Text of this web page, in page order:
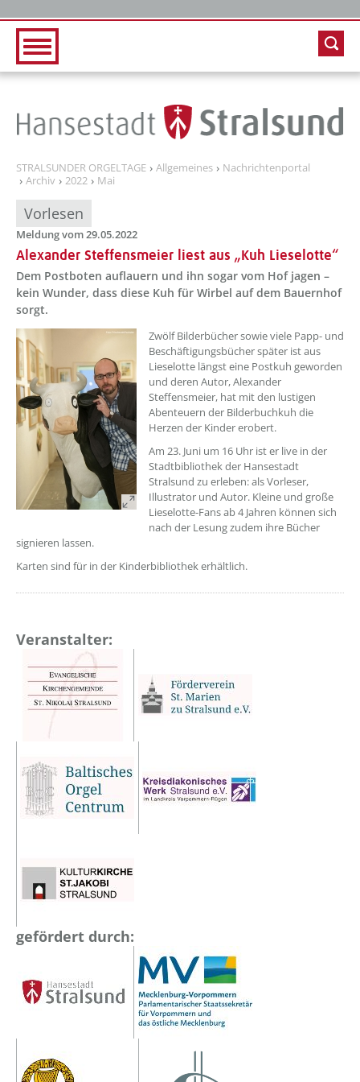
STRALSUNDER ORGELTAGE Allgemeines
Nachrichtenportal
Archiv
2022 Mai
Vorlesen
Meldung vom 29.05.2022
Alexander Steffensmeier liest aus „Kuh Lieselotte“
Dem Postboten auflauern und ihn sogar vom Hof jagen –
kein Wunder, dass diese Kuh für Wirbel auf dem Bauernhof
sorgt.
??? absaetzeOben[1]/titel ???
Zwölf Bilderbücher sowie viele Papp- und
Beschäftigungsbücher später ist aus
Lieselotte längst eine Postkuh geworden
und deren Autor, Alexander
Steffensmeier, hat mit den lustigen
Abenteuern der Bilderbuchkuh die
Herzen der Kinder erobert.
Am 23. Juni um 16 Uhr ist er live in der
Stadtbibliothek der Hansestadt
Stralsund zu erleben: als Vorleser,
Illustrator und Autor. Kleine und große
Lieselotte-Fans ab 4 Jahren können sich
nach der Lesung zudem ihre Bücher
signieren lassen.
Karten sind für in der Kinderbibliothek erhältlich.
Veranstalter:
gefördert durch: